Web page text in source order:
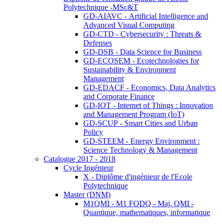
Polytechnique -MSc&T
GD-AIAVC - Artificial Intelligence and
Advanced Visual Computing
GD-CTD - Cybersecurity : Threats &
Defenses
GD-DSB - Data Science for Business
GD-ECOSEM - Ecotechnologies for
Sustainability & Environment
Management
GD-EDACF - Economics, Data Analytics
and Corporate Finance
GD-IOT - Internet of Things : Innovation
and Management Program (IoT)
GD-SCUP - Smart Cities and Urban
Policy
GD-STEEM - Energy Environment :
Science Technology & Management
Catalogue 2017 - 2018
Cycle Ingénieur
X - Diplôme d'ingénieur de l'Ecole
Polytechnique
Master (DNM)
M1QMI - M1 FODQ - Maj. QMI -
Quantique, mathematiques, informatique